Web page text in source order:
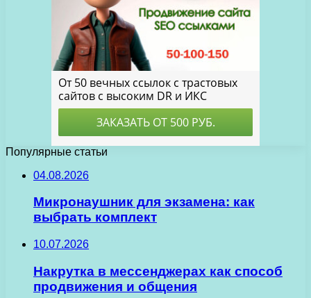
Популярные статьи
04.08.2026
Микронаушник для экзамена: как
выбрать комплект
10.07.2026
Накрутка в мессенджерах как способ
продвижения и общения